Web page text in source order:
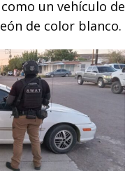
un vehículo de
de color blanco.